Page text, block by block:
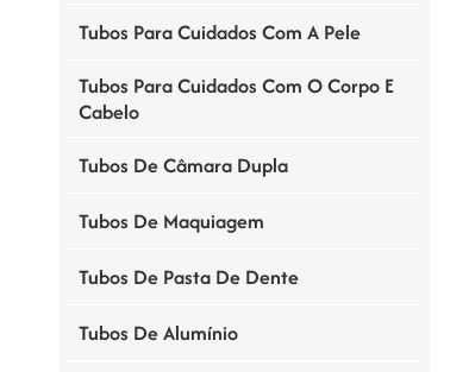
Tubos Para Cuidados Com A Pele
Tubos Para Cuidados Com O Corpo E
Cabelo
Tubos De Câmara Dupla
Tubos De Maquiagem
Tubos De Pasta De Dente
Tubos De Alumínio